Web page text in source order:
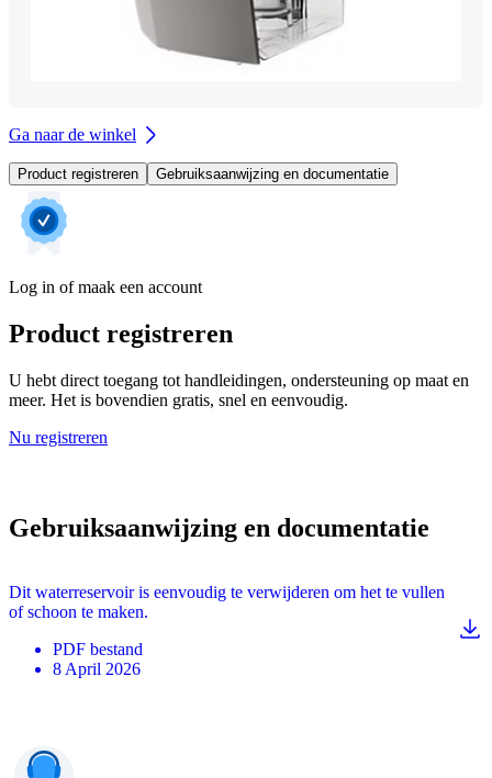
Ga naar de winkel
Product registreren Gebruiksaanwijzing en documentatie
Log in of maak een account
Product registreren
U hebt direct toegang tot handleidingen, ondersteuning op maat en
meer. Het is bovendien gratis, snel en eenvoudig.
Nu registreren
Gebruiksaanwijzing en documentatie
Dit waterreservoir is eenvoudig te verwijderen om het te vullen
of schoon te maken.
PDF bestand
8 April 2026